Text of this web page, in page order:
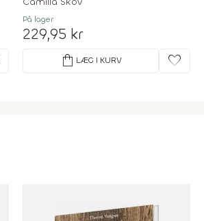
På lager
229,95 kr
shopping_bag LÆG I KURV favorite